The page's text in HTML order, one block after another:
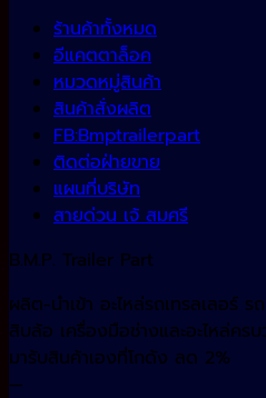
ร้านค้าทั้งหมด
อีแคตตาล็อค
หมวดหมู่สินค้า
สินค้าสั่งผลิต
FB:Bmptrailerpart
ติดต่อฝ่ายขาย
แผนที่บริษัท
สายด่วน เจ้ สมศรี
B.M.P. Trailer Part
ผลิต-นำเข้า อะไหล่รถเทรลเลอร์
สิบล้อ เครื่องมือช่างและอะไหล่คร
มารับสินค้าเองที่โกดัง ลด 2%
—